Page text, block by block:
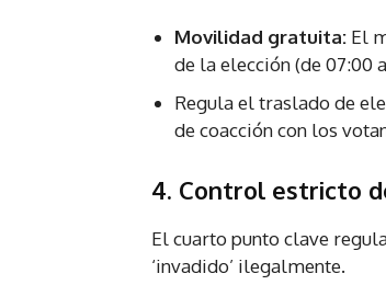
Movilidad gratuita: El
de la elección (de 07:00
Regula el traslado de
de coacción con los
4. Control estricto
El cuarto punto clave
‘invadido’ ilegalmente.